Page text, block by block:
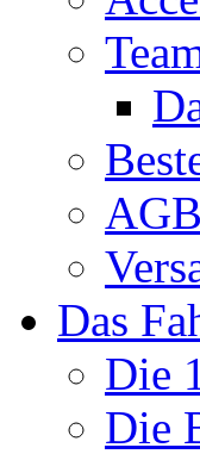
AGB
Das
Die
Die